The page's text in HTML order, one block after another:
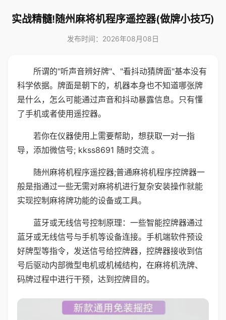
实战精髓!随州麻将机程序遥控器(做牌小技巧)
发布时间：2026年08月08日
所谓的"听声音辨好牌"、"看抖动猜牌面"基本没有
科学依据。牌面是朝下的，机器本身也不知道哪张牌
是什么，怎么可能通过声音和抖动暴露信息。只有懂
了手机或者使用遥控器。
若你在仪器使用上需要帮助，想获取一对一指
导，添加微信号; kkss8691 随时交流 。
随州麻将机程序遥控器;普通麻将机程序控牌器一
般是指通过一些无需对麻将机进行复杂安装操作就能
实现控制麻将牌功能的设备或工具。
蓝牙或无线信号控制原理：一些智能控牌器通过
蓝牙或无线信号与手机等设备连接。手机端软件预设
好牌型等指令，发送信号给控牌器，控牌器接收到信
号后驱动内部微型电机或机械结构，在麻将机洗牌、
码牌过程中进行干预，达到控牌目的。